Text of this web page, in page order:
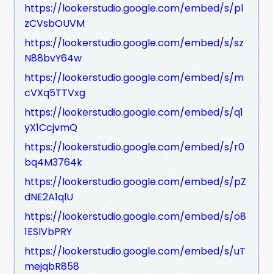
https://lookerstudio.google.com/embed/s/pl
zCVsbOUVM
https://lookerstudio.google.com/embed/s/sz
N88bvY64w
https://lookerstudio.google.com/embed/s/m
cVXq5TTVxg
https://lookerstudio.google.com/embed/s/q1
yX1CcjvmQ
https://lookerstudio.google.com/embed/s/r0
bq4M3764k
https://lookerstudio.google.com/embed/s/pZ
dNE2A1qlU
https://lookerstudio.google.com/embed/s/o8
1ESlVbPRY
https://lookerstudio.google.com/embed/s/uT
mejqbR858